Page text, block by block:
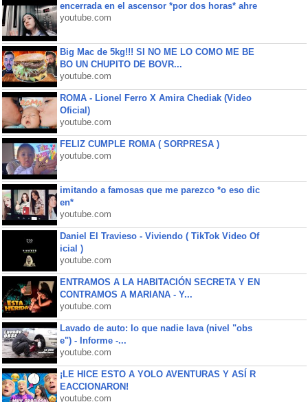
encerrada en el ascensor *por dos horas* ahre
youtube.com
Big Mac de 5kg!!! SI NO ME LO COMO ME BE
BO UN CHUPITO DE BOVR...
youtube.com
ROMA - Lionel Ferro X Amira Chediak (Video
Oficial)
youtube.com
FELIZ CUMPLE ROMA ( SORPRESA )
youtube.com
imitando a famosas que me parezco *o eso dic
en*
youtube.com
Daniel El Travieso - Viviendo ( TikTok Video Of
icial )
youtube.com
ENTRAMOS A LA HABITACIÓN SECRETA Y EN
CONTRAMOS A MARIANA - Y...
youtube.com
Lavado de auto: lo que nadie lava (nivel "obs
e") - Informe -...
youtube.com
¡LE HICE ESTO A YOLO AVENTURAS Y ASÍ R
EACCIONARON!
youtube.com